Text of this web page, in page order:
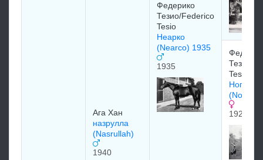
Ага Хан
назрулла
(Nasrullah)
1940
Федерико
Тезио/Federico
Tesio
Неарко
(Nearco) 1935
1935
Тезио/
Tesio
Ногара
1928